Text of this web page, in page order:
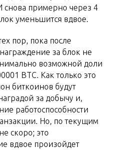
снова примерно через 4
уменьшится вдвое.
пор, пока после
за блок не
возможной доли
BTC. Как только это
биткоинов будут
за добычу и,
работоспособности
Но, по текущим
скоро; это
вдвое произойдет